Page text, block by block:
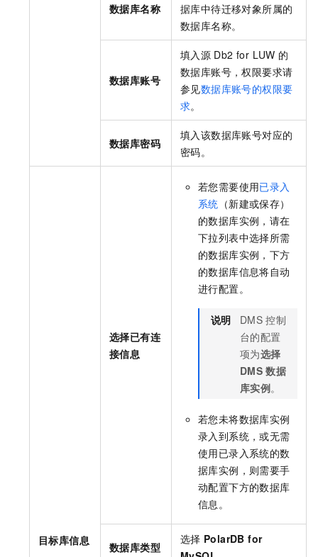
数据库名称
据库中待迁移对象所属的
数据库名称。
数据库账号
填入源 Db2 for LUW 的
数据库账号，权限要求请
参见数据库账号的权限要
求。
数据库密码
填入该数据库账号对应的
密码。
目标库信息
选择已有连
接信息
若您需要使用已录入
系统 （新建或保存）
的数据库实例，请在
下拉列表中选择所需
的数据库实例，下方
的数据库信息将自动
进行配置。
说明 DMS 控制
台的配置
项为选择
DMS 数据
库实例。
若您未将数据库实例
录入到系统，或无需
使用已录入系统的数
据库实例，则需要手
动配置下方的数据库
信息。
数据库类型
选择 PolarDB for